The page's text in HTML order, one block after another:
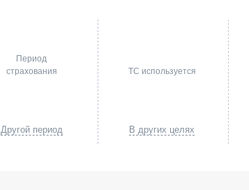
Период
страхования
Другой период
ТС используется
В других целях